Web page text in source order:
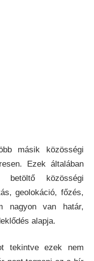
másik közösségi
Ezek általában
betöltő közösségi
geolokáció, főzés,
nagyon van határ,
alapja.
tekintve ezek nem